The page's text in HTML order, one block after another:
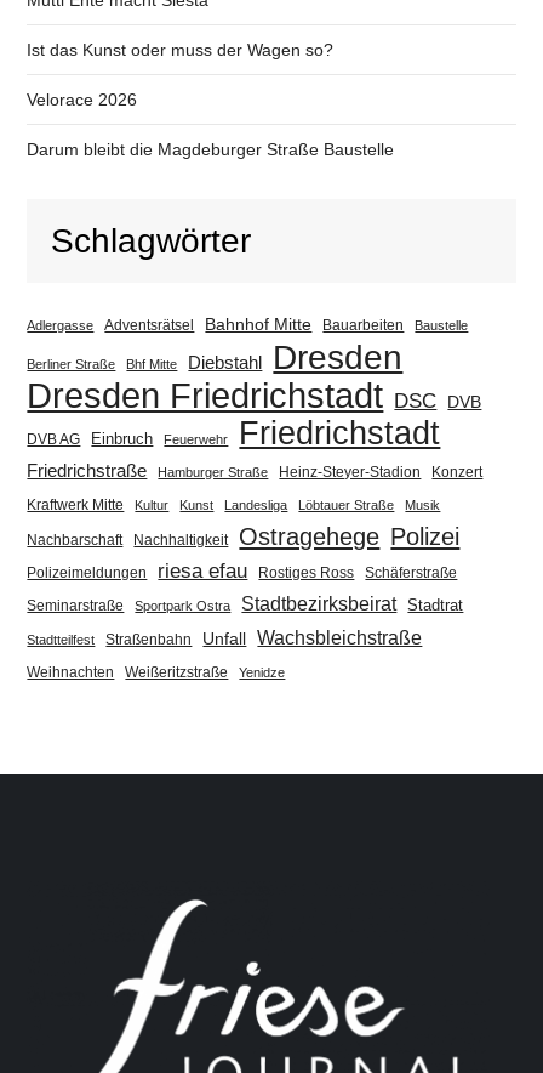
Ist das Kunst oder muss der Wagen so?
Velorace 2026
Darum bleibt die Magdeburger Straße Baustelle
Schlagwörter
Adlergasse Adventsrätsel Bahnhof Mitte Bauarbeiten Baustelle
Berliner Straße Bhf Mitte Diebstahl Dresden
Dresden Friedrichstadt DSC DVB
DVB AG Einbruch Feuerwehr Friedrichstadt
Friedrichstraße Hamburger Straße Heinz-Steyer-Stadion
Konzert
Kraftwerk Mitte
Kultur Kunst Landesliga Löbtauer Straße Musik
Nachbarschaft Nachhaltigkeit Ostragehege Polizei
Polizeimeldungen riesa efau Rostiges Ross Schäferstraße
Seminarstraße Sportpark Ostra Stadtbezirksbeirat Stadtrat
Stadtteilfest Straßenbahn Unfall Wachsbleichstraße
Weihnachten Weißeritzstraße Yenidze